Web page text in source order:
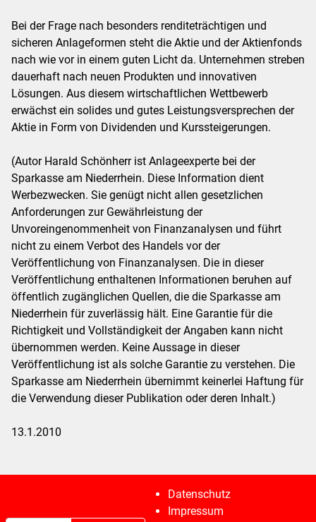
Bei der Frage nach besonders renditeträchtigen und
sicheren Anlageformen steht die Aktie und der Aktienfonds
nach wie vor in einem guten Licht da. Unternehmen streben
dauerhaft nach neuen Produkten und innovativen
Lösungen. Aus diesem wirtschaftlichen Wettbewerb
erwächst ein solides und gutes Leistungsversprechen der
Aktie in Form von Dividenden und Kurssteigerungen.
(Autor Harald Schönherr ist Anlageexperte bei der
Sparkasse am Niederrhein. Diese Information dient
Werbezwecken. Sie genügt nicht allen gesetzlichen
Anforderungen zur Gewährleistung der
Unvoreingenommenheit von Finanzanalysen und führt
nicht zu einem Verbot des Handels vor der
Veröffentlichung von Finanzanalysen. Die in dieser
Veröffentlichung enthaltenen Informationen beruhen auf
öffentlich zugänglichen Quellen, die die Sparkasse am
Niederrhein für zuverlässig hält. Eine Garantie für die
Richtigkeit und Vollständigkeit der Angaben kann nicht
übernommen werden. Keine Aussage in dieser
Veröffentlichung ist als solche Garantie zu verstehen. Die
Sparkasse am Niederrhein übernimmt keinerlei Haftung für
die Verwendung dieser Publikation oder deren Inhalt.)
13.1.2010
Datenschutz
Impressum